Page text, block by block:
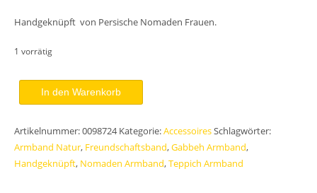
14,90 €12,90 €.
Handgeknüpft von Persische Nomaden Frauen.
1 vorrätig
Gabbeh
Unikat
Menge
In den Warenkorb
Artikelnummer:0098724 Kategorie:AccessoiresSchlagwörter:
Armband Natur, Freundschaftsband,Gabbeh Armband,
Handgeknüpft, Nomaden Armband,Teppich Armband